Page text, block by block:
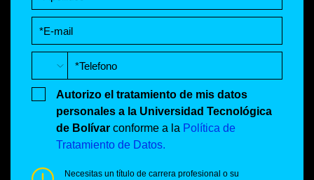
Autorizo el tratamiento de mis datos
personales a la Universidad Tecnológica
de Bolívar conforme a la Política de
Tratamiento de Datos.
Necesitas un título de carrera profesional o su